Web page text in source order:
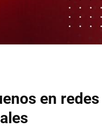
en redes